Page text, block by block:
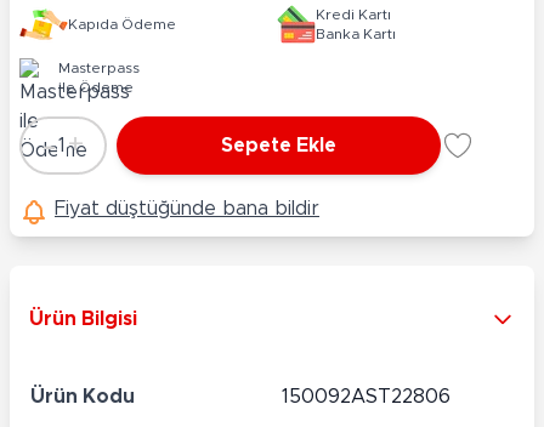
Kapıda Ödeme
Kredi Kartı
Banka Kartı
Masterpass
ile Ödeme
Adet
-1 + Sepete Ekle
Fiyat düştüğünde bana bildir
Ürün Bilgisi
Ürün Kodu 150092AST22806